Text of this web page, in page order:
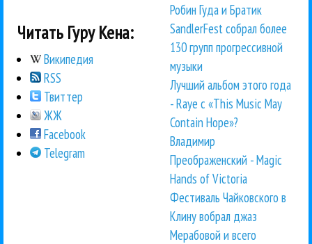
Читать Гуру Кена:
Википедия
RSS
Твиттер
ЖЖ
Facebook
Telegram
Робин Гуда и Братик
SandlerFest собрал более
130 групп прогрессивной
музыки
Лучший альбом этого года
- Raye с «This Music May
Contain Hope»?
Владимир
Преображенский - Magic
Hands of Victoria
Фестиваль Чайковского в
Клину вобрал джаз
Мерабовой и всего